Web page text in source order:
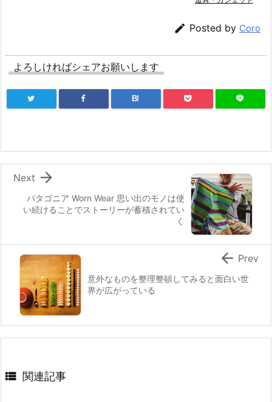
 Posted by Coro
よろしければシェアお願いします
B!
パタゴニア Worn Wear 思い出のモノは使
い続けることでストーリーが蓄積されてい
く

Next
意外なものを整理整頓してみると面白い世
界が広がっている
 Prev
 関連記事